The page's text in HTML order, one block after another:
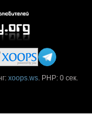
xoops.ws. PHP: 0 сек.